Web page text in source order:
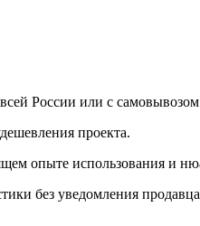
России или с
проекта.
опыте использования и
без уведомления